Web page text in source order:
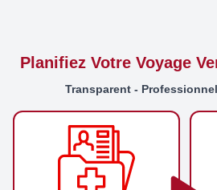
Planifiez Votre Voyage
Transparent -